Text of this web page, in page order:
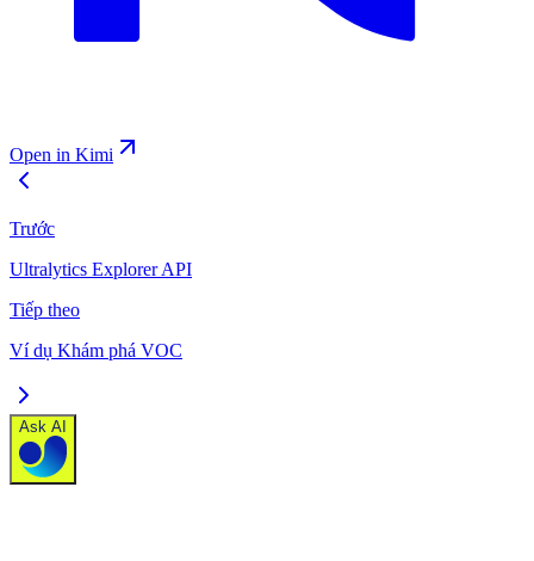
Open in Kimi
Trước
Ultralytics Explorer API
Tiếp theo
Ví dụ Khám phá VOC
Ask AI